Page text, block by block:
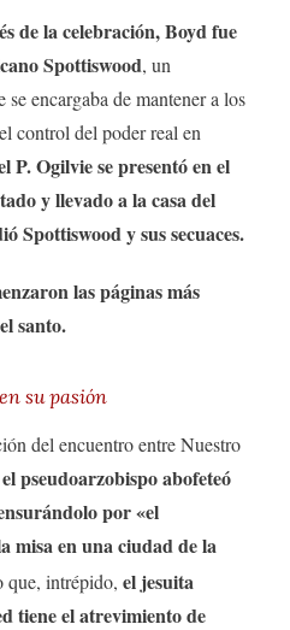
de la celebración, Boyd fue
Spottiswood, un
encargaba de mantener a los
control del poder real en
P. Ogilvie se presentó en el
y llevado a la casa del
Spottiswood y sus secuaces.
las páginas más
santo.
su pasión
del encuentro entre Nuestro
el pseudoarzobispo abofeteó
por «el
misa en una ciudad de la
intrépido, el jesuita
tiene el atrevimiento de